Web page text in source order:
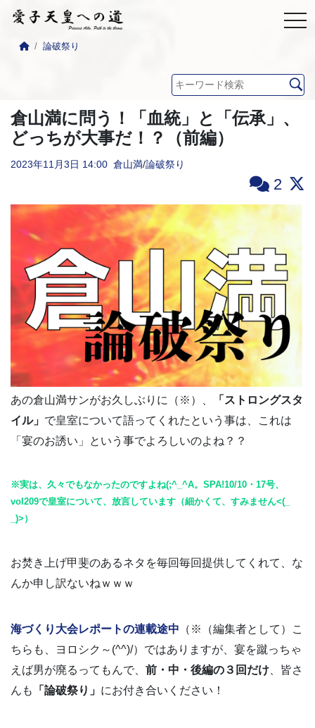
論破祭り
倉山満に問う！「血統」と「伝承」、
どっちが大事だ！？（前編）
2023年11月3日 14:00 倉山満/論破祭り
2
あの倉山満サンがお久しぶりに（※）、
「ストロングスタ
イル」 で皇室について語ってくれたという事は、これは
「宴のお誘い」という事でよろしいのよね？？
※実は、久々でもなかったのですよね(;^_^A。SPA!10/10・17号、
vol209で皇室について、放言しています（細かくて、すみません<(_
_)>）
お焚き上げ甲斐のあるネタを毎回毎回提供してくれて、な
んか申し訳ないねｗｗｗ
海づくり大会レポートの連載途中 （※（編集者として）こ
ちらも、ヨロシク～(^^)/）ではありますが、宴を蹴っちゃ
えば男が廃るってもんで、 前・中・後編の３回だけ 、皆さ
んも
「論破祭り」 にお付き合いください！